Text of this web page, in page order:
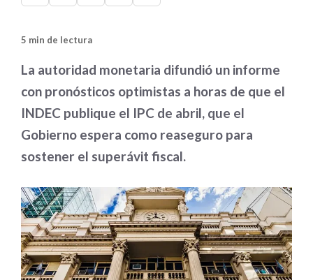
5 min de lectura
La autoridad monetaria difundió un informe
con pronósticos optimistas a horas de que el
INDEC publique el IPC de abril, que el
Gobierno espera como reaseguro para
sostener el superávit fiscal.